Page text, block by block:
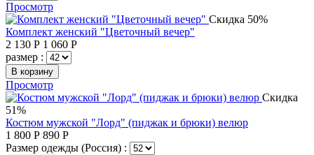
Просмотр
Скидка 50%
Комплект женский "Цветочный вечер"
2 130 Р 1 060 Р
размер :
В корзину
Просмотр
Скидка
51%
Костюм мужской "Лорд" (пиджак и брюки) велюр
1 800 Р 890 Р
Размер одежды (Россия) :